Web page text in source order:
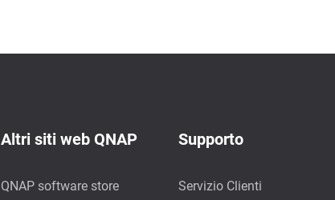
Altri siti web QNAP
QNAP software store
Supporto
Servizio Clienti